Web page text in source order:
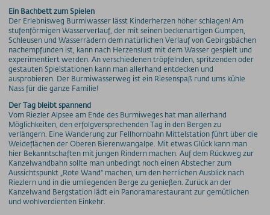
Ein Bachbett zum Spielen
Der Erlebnisweg Burmiwasser lässt Kinderherzen höher schlagen! Am
stufenförmigen Wasserverlauf, der mit seinen beckenartigen Gumpen,
Schleusen und Wasserrädern dem natürlichen Verlauf von Gebirgsbächen
nachempfunden ist, kann nach Herzenslust mit dem Wasser gespielt und
experimentiert werden. An verschiedenen tröpfelnden, spritzenden oder
gestauten Spielstationen kann man allerhand entdecken und
ausprobieren. Der Burmiwasserweg ist ein Riesenspaß rund ums kühle
Nass für die ganze Familie!
Der Tag bleibt spannend
Vom Riezler Alpsee am Ende des Burmiweges hat man allerhand
Möglichkeiten, den erfolgversprechenden Tag in den Bergen zu
verlängern. Eine Wanderung zur Fellhornbahn Mittelstation führt über die
Weideflächen der Oberen Bierenwangalpe. Mit etwas Glück kann man
hier Bekanntschaften mit jungen Rindern machen. Auf dem Rückweg zur
Kanzelwandbahn sollte man unbedingt noch einen Abstecher zum
Aussichtspunkt „Rote Wand“ machen, um den herrlichen Ausblick nach
Riezlern und in die umliegenden Berge zu genießen. Zurück an der
Kanzelwand Bergstation lädt ein Panoramarestaurant zur gemütlichen
und wohlverdienten Einkehr.